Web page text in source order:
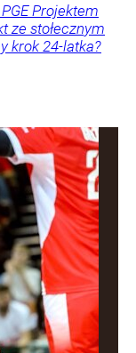
Projektem
ze stołecznym
krok 24-latka?